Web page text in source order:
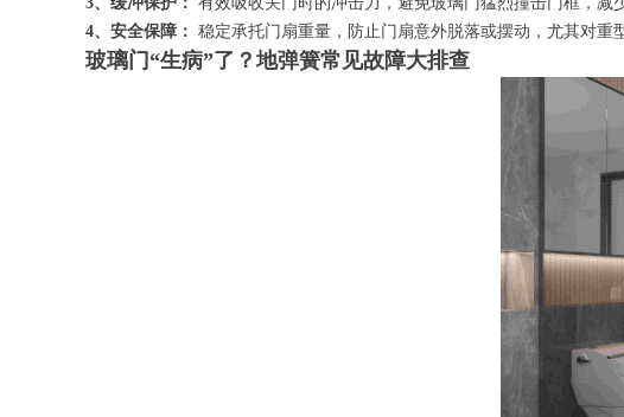
4、安全保障： 稳定承托门扇重量，防止门扇意外脱落或摆动，尤其对重
玻璃门“生病”了？地弹簧常见故障大排查